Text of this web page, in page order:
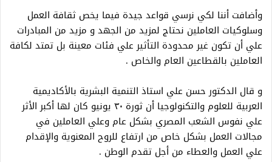
وأضافت أننا لكي نرسي قواعد جيدة فيما يخص ثقافة العمل
وسلوكيات العاملين نحتاج لمزيد من الجهد و مزيد من المبادرات
علي أن تكون غير محدودة التأثير علي فئات معينة بل تمتد لكافة
العاملين بالقطاعين العام والخاص .
و قال الدكتور حسن علي استاذ التنمية البشرية بالأكاديمية
العربية للعلوم والتكنولوجيا أن ثورة ٣٠ يونيو كان لها أكبر الأثر
علي نفوس الشعب المصري بشكل عام وعلي العاملين في
مجالات العمل بشكل خاص من ارتفاع للروح المعنوية والإقدام
علي العمل والعطاء من أجل تقدم الوطن .